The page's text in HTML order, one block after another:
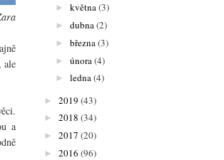
ale
a
► května(3)
► dubna(2)
► března(3)
► února(4)
► ledna(4)
► 2019 (43)
► 2018 (34)
► 2017 (20)
► 2016 (96)